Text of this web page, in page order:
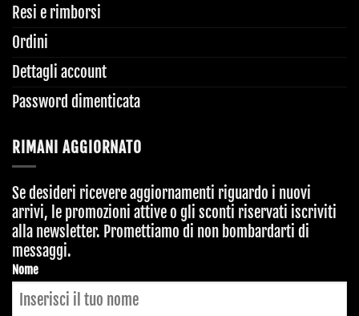
Resi e rimborsi
Ordini
Dettagli account
Password dimenticata
RIMANI AGGIORNATO
Se desideri ricevere aggiornamenti riguardo i nuovi
arrivi, le promozioni attive o gli sconti riservati iscriviti
alla newsletter. Promettiamo di non bombardarti di
messaggi.
Company
Name *
Nome